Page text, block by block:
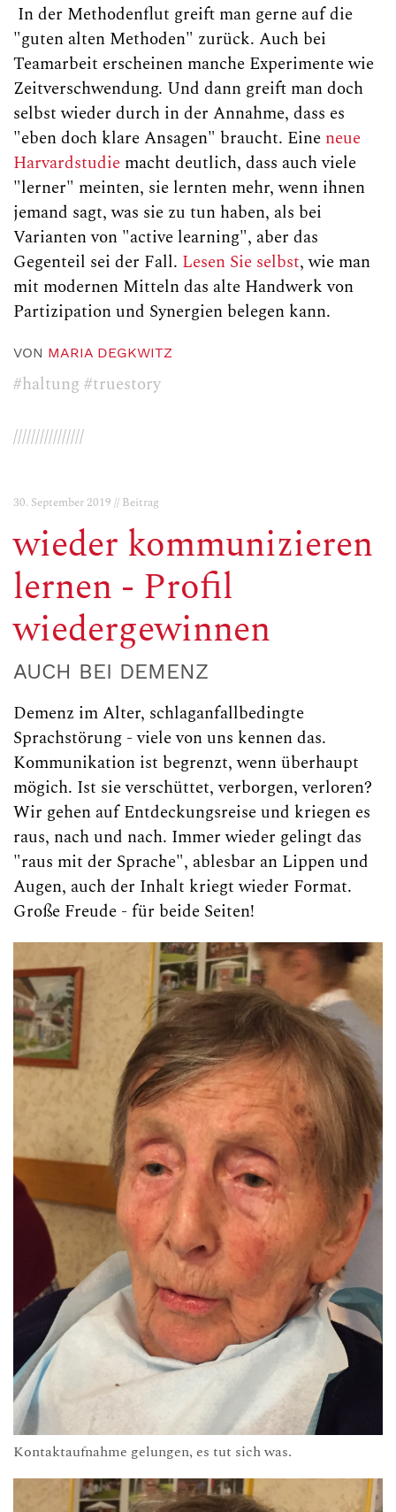
In der Methodenflut greift man gerne auf die
"guten alten Methoden" zurück. Auch bei
Teamarbeit erscheinen manche Experimente wie
Zeitverschwendung. Und dann greift man doch
selbst wieder durch in der Annahme, dass es
"eben doch klare Ansagen" braucht. Eine neue
Harvardstudie macht deutlich, dass auch viele
"lerner" meinten, sie lernten mehr, wenn ihnen
jemand sagt, was sie zu tun haben, als bei
Varianten von "active learning", aber das
Gegenteil sei der Fall. Lesen Sie selbst, wie man
mit modernen Mitteln das alte Handwerk von
Partizipation und Synergien belegen kann.
VON MARIA DEGKWITZ
#haltung #truestory
////////////////
30. September 2019 // Beitrag
wieder kommunizieren
lernen - Profil
wiedergewinnen
AUCH BEI DEMENZ
Demenz im Alter, schlaganfallbedingte
Sprachstörung - viele von uns kennen das.
Kommunikation ist begrenzt, wenn überhaupt
mögich. Ist sie verschüttet, verborgen, verloren?
Wir gehen auf Entdeckungsreise und kriegen es
raus, nach und nach. Immer wieder gelingt das
"raus mit der Sprache", ablesbar an Lippen und
Augen, auch der Inhalt kriegt wieder Format.
Große Freude - für beide Seiten!
Kontaktaufnahme gelungen, es tut sich was.